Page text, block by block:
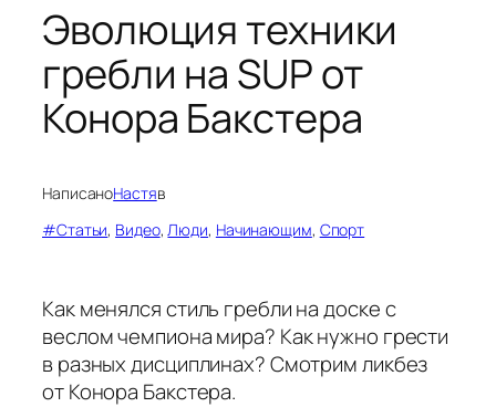
Эволюция техники
гребли на SUP от
Конора Бакстера
НаписаноНастяв
#Статьи, Видео, Люди, Начинающим, Спорт
Как менялся стиль гребли на доске с
веслом чемпиона мира? Как нужно грести
в разных дисциплинах? Смотрим ликбез
от Конора Бакстера.